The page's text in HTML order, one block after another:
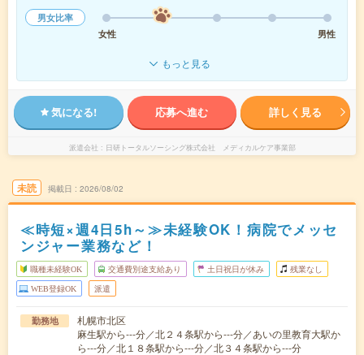
男女比率
女性
男性
もっと見る
気になる! 応募へ進む 詳しく見る
派遣会社 日研トータルソーシング株式会社 メディカルケア事業部
未読 掲載日 2026/08/02
≪時短×週4日5h～≫未経験OK！病院でメッセ
ンジャー業務など！
職種未経験OK 交通費別途支給あり 土日祝日が休み 残業なし
WEB登録OK 派遣
勤務地
札幌市北区
麻生駅から---分／北２４条駅から---分／あいの里教育大駅か
ら---分／北１８条駅から---分／北３４条駅から---分